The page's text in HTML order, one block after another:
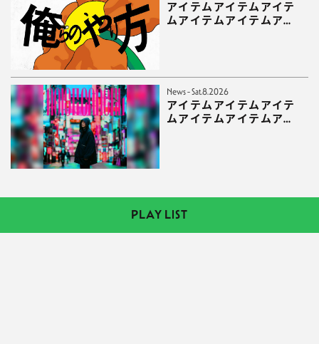
アイテムアイテムアイテ
ムアイテムアイテムアイ
News - Sat.8.2026
アイテムアイテムアイテ
ムアイテムアイテムアイ
PLAY LIST